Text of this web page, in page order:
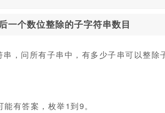
一个数位整除的子字符串数目
，问所有子串中，有多少子串可以整除
有答案，枚举1到9。